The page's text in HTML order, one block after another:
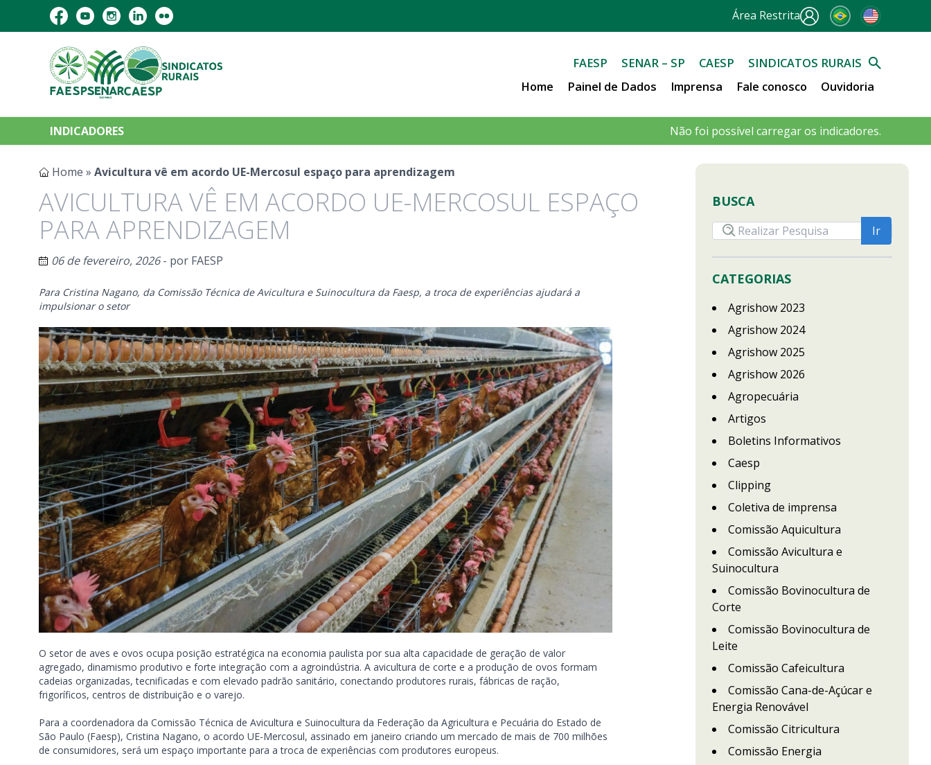
Área Restrita
FAESP SENAR – SP CAESP
SINDICATOS RURAIS
Home
Painel de Dados Imprensa Fale conosco Ouvidoria
INDICADORES Não foi possível carregar os indicadores.
Home » Avicultura vê em acordo UE-Mercosul espaço para aprendizagem
AVICULTURA VÊ EM ACORDO UE-MERCOSUL ESPAÇO
PARA APRENDIZAGEM
06 de fevereiro, 2026- por FAESP
Para Cristina Nagano, da Comissão Técnica de Avicultura e Suinocultura da Faesp, a troca de experiências ajudará a
impulsionar o setor
O setor de aves e ovos ocupa posição estratégica na economia paulista por sua alta capacidade de geração de valor
agregado, dinamismo produtivo e forte integração com a agroindústria. A avicultura de corte e a produção de ovos formam
cadeias organizadas, tecnificadas e com elevado padrão sanitário, conectando produtores rurais, fábricas de ração,
frigoríficos, centros de distribuição e o varejo.
Para a coordenadora da Comissão Técnica de Avicultura e Suinocultura da Federação da Agricultura e Pecuária do Estado de
São Paulo (Faesp), Cristina Nagano, o acordo UE-Mercosul, assinado em janeiro criando um mercado de mais de 700 milhões
de consumidores, será um espaço importante para a troca de experiências com produtores europeus.
BUSCA
CATEGORIAS
Agrishow 2023
Agrishow 2024
Agrishow 2025
Agrishow 2026
Agropecuária
Artigos
Boletins Informativos
Caesp
Clipping
Coletiva de imprensa
Comissão Aquicultura
Comissão Avicultura e
Suinocultura
Comissão Bovinocultura de
Corte
Comissão Bovinocultura de
Leite
Comissão Cafeicultura
Comissão Cana-de-Açúcar e
Energia Renovável
Comissão Citricultura
Comissão Energia